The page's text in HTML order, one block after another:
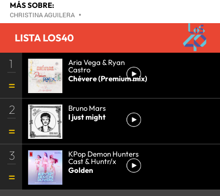
MÁS SOBRE:
CHRISTINA AGUILERA •
LISTA LOS40
1 Aria Vega & Ryan
Castro
Chévere (Premium mix)
2
Bruno Mars
I just might
3 KPop Demon Hunters
Cast & Huntr/x
Golden